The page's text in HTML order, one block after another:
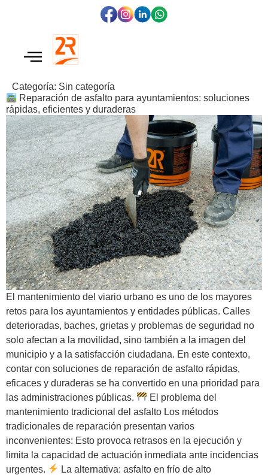
Categoría: Sin categoría
Reparación de asfalto para ayuntamientos: soluciones
rápidas, eficientes y duraderas
El mantenimiento del viario urbano es uno de los mayores
retos para los ayuntamientos y entidades públicas. Calles
deterioradas, baches, grietas y problemas de seguridad no
solo afectan a la movilidad, sino también a la imagen del
municipio y a la satisfacción ciudadana. En este contexto,
contar con soluciones de reparación de asfalto rápidas,
eficaces y duraderas se ha convertido en una prioridad para
las administraciones públicas.
El problema del
mantenimiento tradicional del asfalto Los métodos
tradicionales de reparación presentan varios
inconvenientes: Esto provoca retrasos en la ejecución y
limita la capacidad de actuación inmediata ante incidencias
urgentes.
La alternativa: asfalto en frío de alto